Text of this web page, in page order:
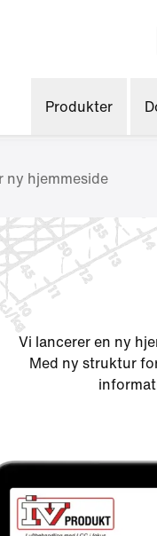
Produkter
ny hjemmeside
Vi lancerer en ny
Med ny struktur